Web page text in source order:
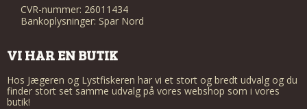
CVR-nummer: 26011434
Bankoplysninger: Spar Nord
VI HAR EN BUTIK
Hos Jægeren og Lystfiskeren har vi et stort og bredt udvalg og du
finder stort set samme udvalg på vores webshop som i vores
butik!